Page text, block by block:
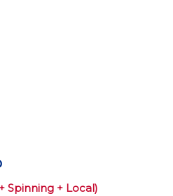
Spinning + Local)